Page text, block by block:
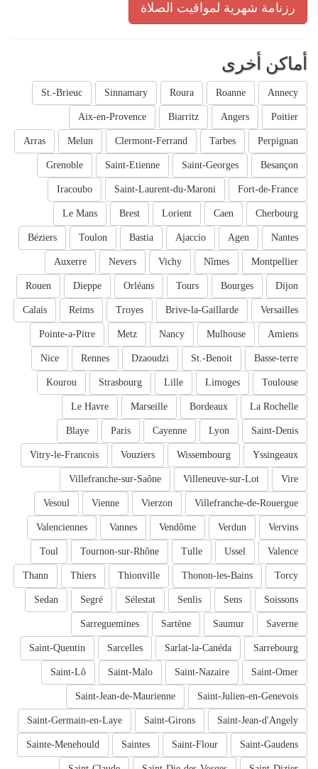
رزنامة شهرية لمواقيت الصلاة
أماكن أخرى
Annecy
Roanne
Roura
Sinnamary
St.-Brieuc
Poitier
Angers
Biarritz
Aix-en-Provence
Perpignan
Tarbes
Clermont-Ferrand
Melun
Arras
Besançon
Saint-Georges
Saint-Etienne
Grenoble
Fort-de-France
Saint-Laurent-du-Maroni
Iracoubo
Cherbourg
Caen
Lorient
Brest
Le Mans
Nantes
Agen
Ajaccio
Bastia
Toulon
Béziers
Montpellier
Nîmes
Vichy
Nevers
Auxerre
Dijon
Bourges
Tours
Orléans
Dieppe
Rouen
Versailles
Brive-la-Gaillarde
Troyes
Reims
Calais
Amiens
Mulhouse
Nancy
Metz
Pointe-a-Pitre
Basse-terre
St.-Benoit
Dzaoudzi
Rennes
Nice
Toulouse
Limoges
Lille
Strasbourg
Kourou
La Rochelle
Bordeaux
Marseille
Le Havre
Saint-Denis
Lyon
Cayenne
Paris
Blaye
Yssingeaux
Wissembourg
Vouziers
Vitry-le-Francois
Vire
Villeneuve-sur-Lot
Villefranche-sur-Saône
Villefranche-de-Rouergue
Vierzon
Vienne
Vesoul
Vervins
Verdun
Vendôme
Vannes
Valenciennes
Valence
Ussel
Tulle
Tournon-sur-Rhône
Toul
Torcy
Thonon-les-Bains
Thionville
Thiers
Thann
Soissons
Sens
Senlis
Sélestat
Segré
Sedan
Saverne
Saumur
Sartène
Sarreguemines
Sarrebourg
Sarlat-la-Canéda
Sarcelles
Saint-Quentin
Saint-Omer
Saint-Nazaire
Saint-Malo
Saint-Lô
Saint-Julien-en-Genevois
Saint-Jean-de-Maurienne
Saint-Jean-d'Angely
Saint-Girons
Saint-Germain-en-Laye
Saint-Gaudens
Saint-Flour
Saintes
Sainte-Menehould